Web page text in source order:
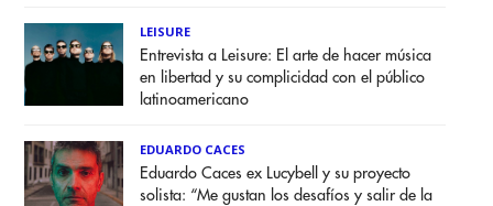
LEISURE
Entrevista a Leisure: El arte de hacer música
en libertad y su complicidad con el público
latinoamericano
EDUARDO CACES
Eduardo Caces ex Lucybell y su proyecto
solista: “Me gustan los desafíos y salir de la